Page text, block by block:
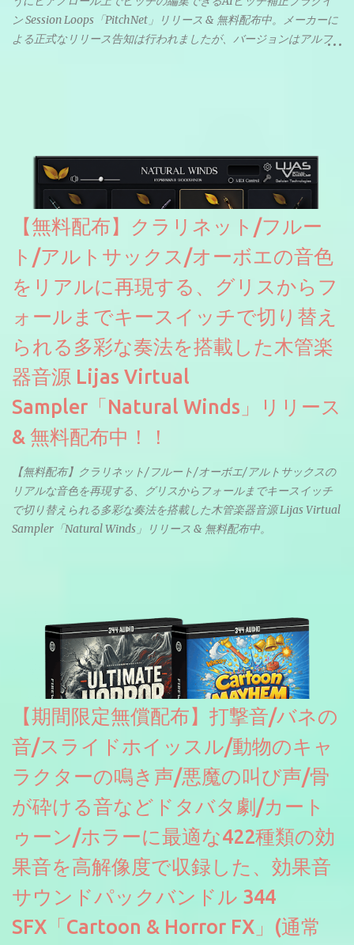
ン Session Loops「PitchNet」リリース & 無料配布中。メーカーに
よる正式なリリース告知は行われましたが、バージョンはアルフ
ソースを元に設計・改良した製品のようです。
【無料配布】クラリネット/フルー
ト/アルトサックス/オーボエの音色
をリアルに再現する、グリスからフ
ォールまでキースイッチで切り替え
られる多彩な奏法を搭載した木管楽
器音源 Lijas Virtual
Sampler「Natural Winds」リリース
& 無料配布中！！
【無料配布】クラリネット/フルート/オーボエ/アルトサックスの
リアルな音色を再現する、グリスからフォールまでキースイッチ
で切り替えられる多彩な奏法を搭載した木管楽器音源 Lijas Virtual
Sampler「Natural Winds」リリース & 無料配布中。
【期間限定無償配布】打撃音/バネの
音/スライドホイッスル/動物のキャ
ラクターの鳴き声/悪魔の叫び声/骨
が砕ける音などドタバタ劇/カート
ゥーン/ホラーに最適な422種類の効
果音を高解像度で収録した、効果音
サウンドパックバンドル 344
SFX「Cartoon & Horror FX」(通常